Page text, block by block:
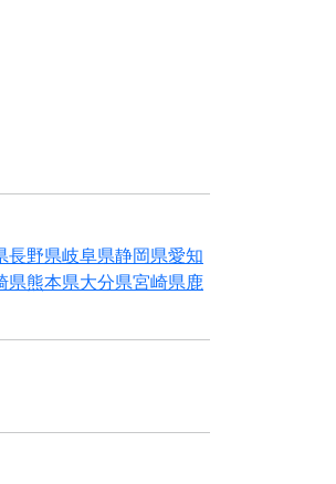
長野県岐阜県静岡県愛知
県熊本県大分県宮崎県鹿